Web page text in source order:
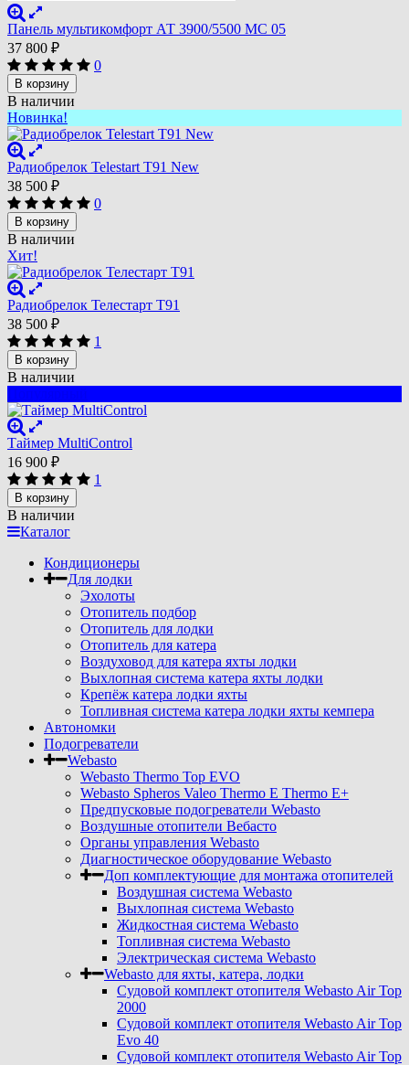
Панель мультикомфорт АТ 3900/5500 МС 05
37 800 ₽
0
В корзину
В наличии
Новинка!
Радиобрелок Telestart Т91 New
38 500 ₽
0
В корзину
В наличии
Хит!
Радиобрелок Телестарт Т91
38 500 ₽
1
В корзину
В наличии
Таймер MultiControl
16 900 ₽
1
В корзину
В наличии
Каталог
Кондиционеры
Для лодки
Эхолоты
Отопитель подбор
Отопитель для лодки
Отопитель для катера
Воздуховод для катера яхты лодки
Выхлопная система катера яхты лодки
Крепёж катера лодки яхты
Топливная система катера лодки яхты кемпера
Автономки
Подогреватели
Webasto
Webasto Thermo Top EVO
Webasto Spheros Valeo Thermo E Thermo E+
Предпусковые подогреватели Webasto
Воздушные отопители Вебасто
Органы управления Webasto
Диагностическое оборудование Webasto
Доп комплектующие для монтажа отопителей
Воздушная система Webasto
Выхлопная система Webasto
Жидкостная система Webasto
Топливная система Webasto
Электрическая система Webasto
Webasto для яхты, катера, лодки
Судовой комплект отопителя Webasto Air Top
2000
Судовой комплект отопителя Webasto Air Top
Evo 40
Судовой комплект отопителя Webasto Air Top